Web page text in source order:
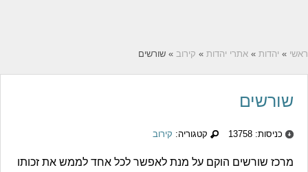
ראשי » יהדות » אתרי יהדות » קירוב » שורשים
שורשים
כניסות: 13758 קטגוריה: קירוב
מרכז שורשים הוקם על מנת לאפשר לכל אחד לממש את זכותו